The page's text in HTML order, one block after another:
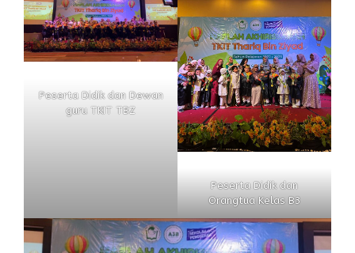
Peserta Didik dan Dewan
guru TKIT TBZ
Peserta Didik dan
Orangtua Kelas B3